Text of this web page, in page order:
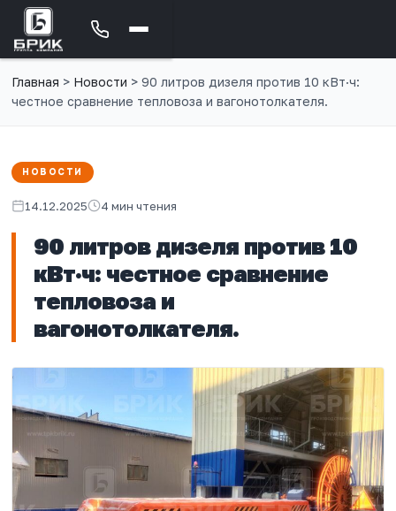
Главная > Новости >90 литров дизеля против 10 кВт·ч:
честное сравнение тепловоза и вагонотолкателя.
НОВОСТИ
14.12.2025 4 мин чтения
90 литров дизеля против 10
кВт·ч: честное сравнение
тепловоза и
вагонотолкателя.